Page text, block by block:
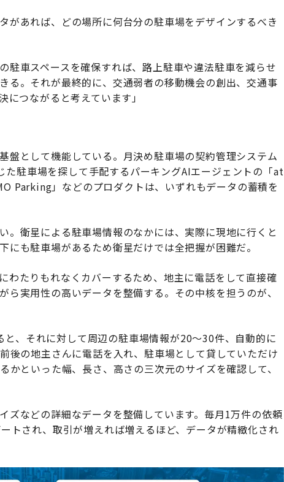
があれば、どの場所に何台分の駐車場をデザインするべき
駐車スペースを確保すれば、路上駐車や違法駐車を減らせ
る。それが最終的に、交通弱者の移動機会の創出、交通事
つながると考えています」
盤として機能している。月決め駐車場の契約管理システム
た駐車場を探して手配するパーキングAIエージェントの「at
Parking」などのプロダクトは、いずれもデータの蓄積を
。衛星による駐車場情報のなかには、実際に現地に行くと
も駐車場があるため衛星だけでは全把握が困難だ。
わたりもれなくカバーするため、地主に電話をして直接確
実用性の高いデータを整備する。その中核を担うのが、
と、それに対して周辺の駐車場情報が20～30件、自動的に
後の地主さんに電話を入れ、駐車場として貸していただけ
といった幅、長さ、高さの三次元のサイズを確認して、
ズなどの詳細なデータを整備しています。毎月1万件の依頼
トされ、取引が増えれば増えるほど、データが精緻化され